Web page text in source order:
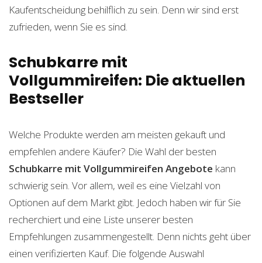
Kaufentscheidung behilflich zu sein. Denn wir sind erst
zufrieden, wenn Sie es sind.
Schubkarre mit
Vollgummireifen: Die aktuellen
Bestseller
Welche Produkte werden am meisten gekauft und
empfehlen andere Käufer? Die Wahl der besten
Schubkarre mit Vollgummireifen Angebote kann
schwierig sein. Vor allem, weil es eine Vielzahl von
Optionen auf dem Markt gibt. Jedoch haben wir für Sie
recherchiert und eine Liste unserer besten
Empfehlungen zusammengestellt. Denn nichts geht über
einen verifizierten Kauf. Die folgende Auswahl